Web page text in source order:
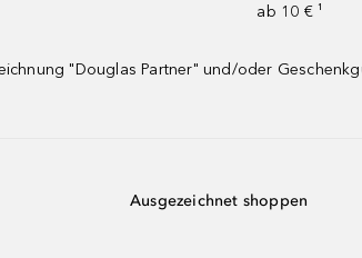
ab 10 € ¹
"Douglas Partner" und/oder
Ausgezeichnet shoppen